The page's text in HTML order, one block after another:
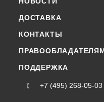
ДОСТАВКА
КОНТАКТЫ
ПОДДЕРЖКА
+7 (495) 268-05-03